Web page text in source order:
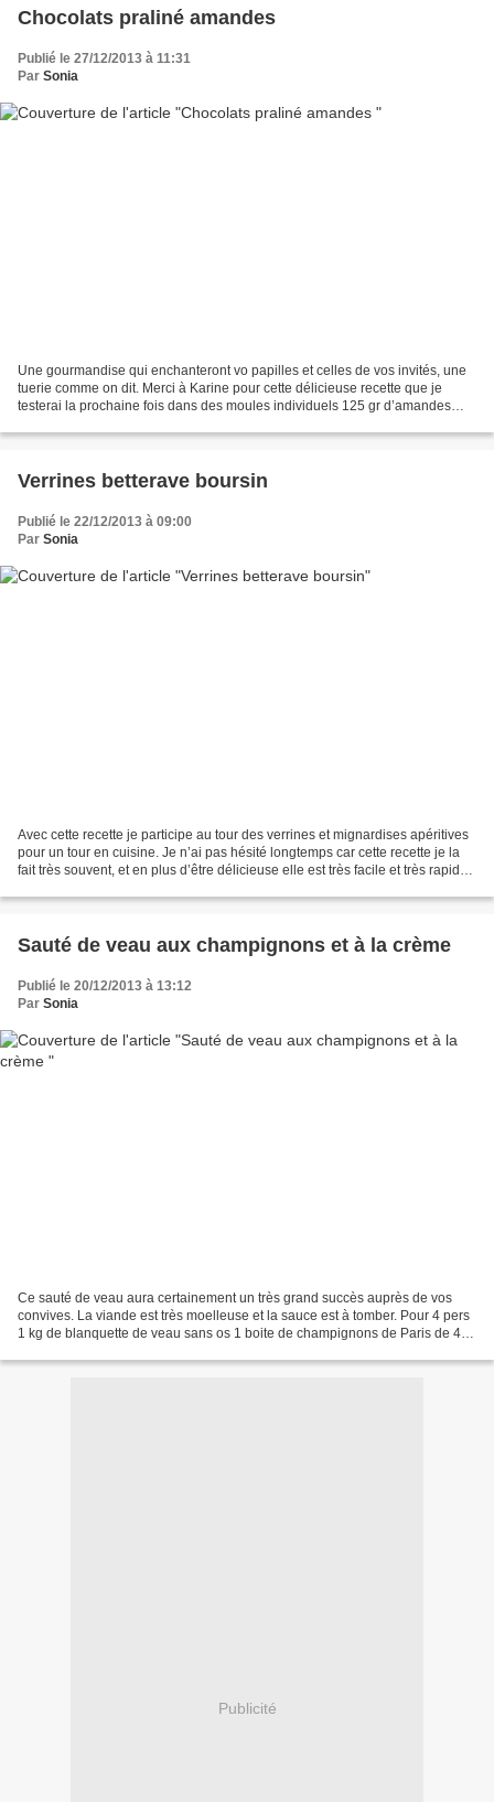
Chocolats praliné amandes
Publié le 27/12/2013 à 11:31
Par Sonia
Une gourmandise qui enchanteront vo papilles et celles de vos invités, une
tuerie comme on dit. Merci à Karine pour cette délicieuse recette que je
testerai la prochaine fois dans des moules individuels 125 gr d’amandes
Verrines betterave boursin
Publié le 22/12/2013 à 09:00
Par Sonia
Avec cette recette je participe au tour des verrines et mignardises apéritives
pour un tour en cuisine. Je n’ai pas hésité longtemps car cette recette je la
fait très souvent, et en plus d’être délicieuse elle est très facile et très rapide
Sauté de veau aux champignons et à la crème
Publié le 20/12/2013 à 13:12
Par Sonia
Ce sauté de veau aura certainement un très grand succès auprès de vos
convives. La viande est très moelleuse et la sauce est à tomber. Pour 4 pers
1 kg de blanquette de veau sans os 1 boite de champignons de Paris de 400
Publicité